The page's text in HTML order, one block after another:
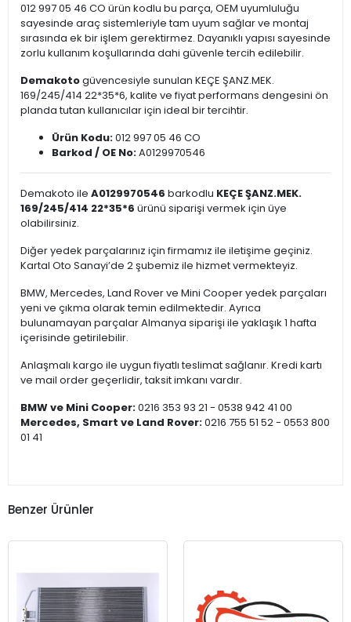
012 997 05 46 CO ürün kodlu bu parça, OEM uyumluluğu
sayesinde araç sistemleriyle tam uyum sağlar ve montaj
sırasında ek bir işlem gerektirmez. Dayanıklı yapısı sayesinde
zorlu kullanım koşullarında dahi güvenle tercih edilebilir.
Demakotogüvencesiyle sunulan KEÇE ŞANZ.MEK.
169/245/414 22*35*6, kalite ve fiyat performans dengesini ön
planda tutan kullanıcılar için ideal bir tercihtir.
Ürün Kodu:012 997 05 46 CO
Barkod / OE No:A0129970546
Demakoto ile A0129970546 barkodlu KEÇE ŞANZ.MEK.
169/245/414 22*35*6 ürünü siparişi vermek için üye
olabilirsiniz.
Diğer yedek parçalarınız için firmamız ile iletişime geçiniz.
Kartal Oto Sanayi’de 2 şubemiz ile hizmet vermekteyiz.
BMW, Mercedes, Land Rover ve Mini Cooper yedek parçaları
yeni ve çıkma olarak temin edilmektedir. Ayrıca
bulunamayan parçalar Almanya siparişi ile yaklaşık 1 hafta
içerisinde getirilebilir.
Anlaşmalı kargo ile uygun fiyatlı teslimat sağlanır. Kredi kartı
ve mail order geçerlidir, taksit imkanı vardır.
BMW ve Mini Cooper:0216 353 93 21 - 0538 942 41 00
Mercedes, Smart ve Land Rover:0216 755 51 52 - 0553 800
01 41
Benzer Ürünler